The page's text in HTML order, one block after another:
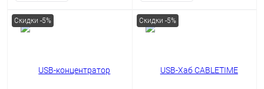
Скидки -5% Скидки -5%